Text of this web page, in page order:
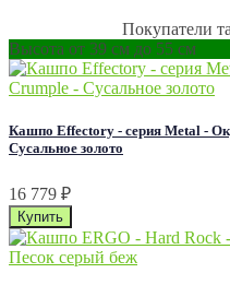
Покупатели
Высота от 39 см до 55 см
Кашпо Effectory - серия Metal -
Сусальное золото
16 779 ₽